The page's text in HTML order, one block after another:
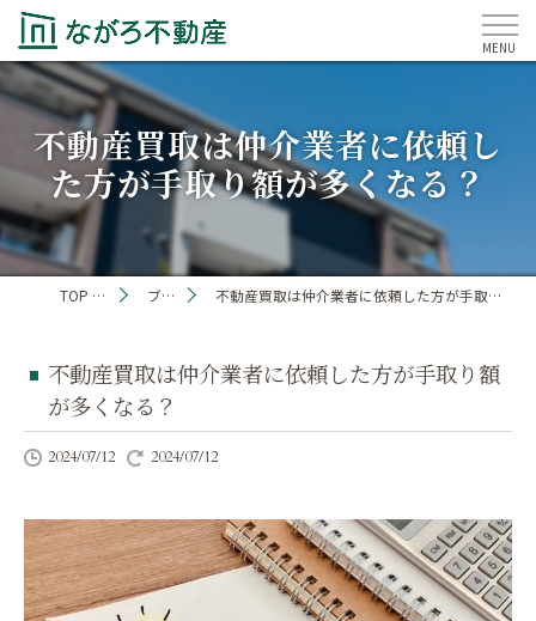
不動産買取は仲介業者に依頼し
た方が手取り額が多くなる？
TOP PAGE ブログ 不動産買取は仲介業者に依頼した方が手取り額が多くなる？
不動産買取は仲介業者に依頼した方が手取り額
が多くなる？
2024/07/12 2024/07/12